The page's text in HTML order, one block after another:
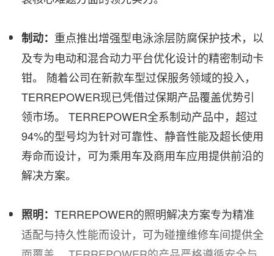
制动： 重点推出增强型电泳涂层防腐保护技术，以
及专为电动和混合动力平台优化设计的精密制动卡
钳。 随着公司在新款车型过保服务领域的投入，
TERREPOWER现已凭借过保期产品覆盖优势引
领市场。 TERREPOWER全系制动产品中，超过
94%的型号均为针对可靠性、静音性能及超长使用
寿命而设计，可为乘用车及商用车应用提供前沿的
解决方案。
照明： TERREPOWER的照明解决方案专为精准
适配与持久性能而设计，可为碰撞维修车间提供全